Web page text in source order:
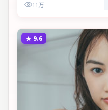
意义。
11万
★ 9.6